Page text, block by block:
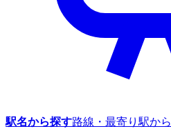
駅名から探す路線・最寄り駅から